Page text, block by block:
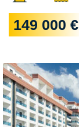
149 000 €